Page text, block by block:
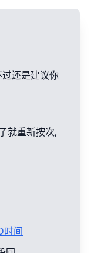
还是建议你
就重新按次,
时间